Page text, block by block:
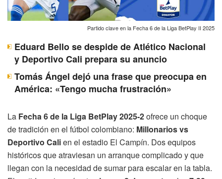
Partido clave en la Fecha 6 de la Liga BetPlay II 2025
Eduard Bello se despide de Atlético Nacional
y Deportivo Cali prepara su anuncio
Tomás Ángel dejó una frase que preocupa en
América: «Tengo mucha frustración»
La Fecha 6 de la Liga BetPlay 2025-2ofrece un choque
de tradición en el fútbol colombiano: Millonarios vs
Deportivo Calien el estadio El Campín. Dos equipos
históricos que atraviesan un arranque complicado y que
llegan con la necesidad de sumar para escalar en la tabla.